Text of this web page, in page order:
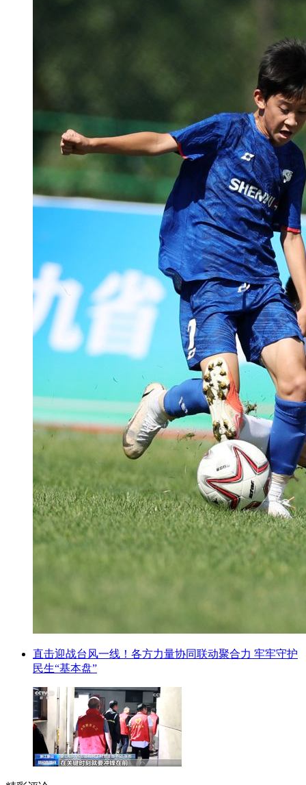
直击迎战台风一线！各方力量协同联动聚合力 牢牢守护
民生“基本盘”